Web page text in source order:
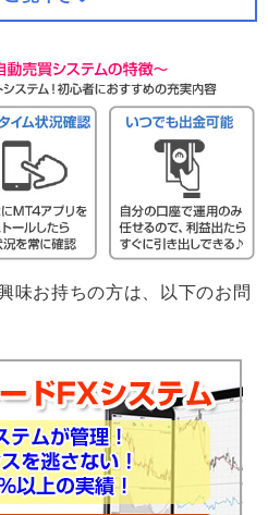
味お持ちの方は、以下のお問